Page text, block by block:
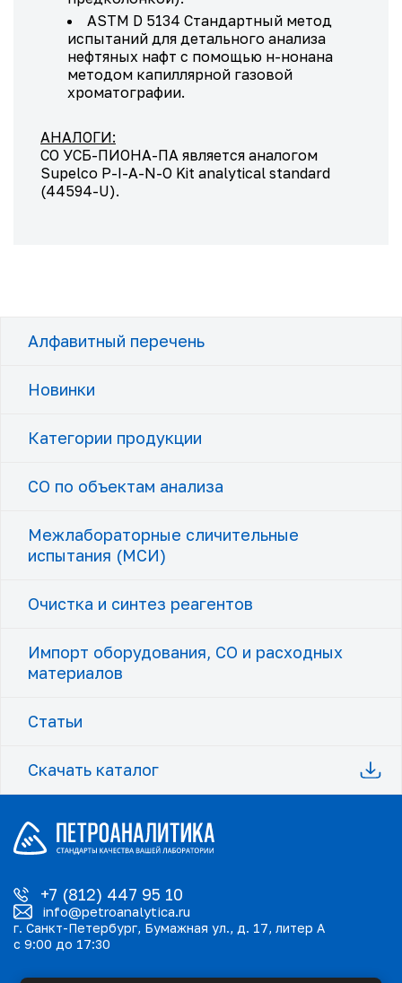
ASTM D 5134 Стандартный метод
испытаний для детального анализа
нефтяных нафт с помощью н-нонана
методом капиллярной газовой
хроматографии.
АНАЛОГИ:
СО УСБ-ПИОНА-ПА является аналогом
Supelco P-I-A-N-O Kit analytical standard
(44594-U).
Алфавитный перечень
Новинки
Категории продукции
СО по объектам анализа
Межлабораторные сличительные
испытания (МСИ)
Очистка и синтез реагентов
Импорт оборудования, СО и расходных
материалов
Статьи
Скачать каталог
+7 (812) 447 95 10
info@petroanalytica.ru
г. Санкт-Петербург, Бумажная ул., д. 17, литер А
с 9:00 до 17:30